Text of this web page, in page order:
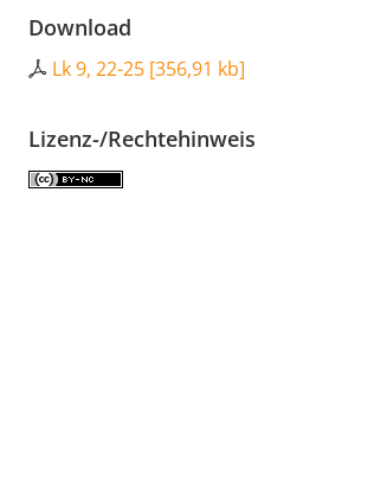
Download
Lk 9, 22-25 [356,91 kb]
Lizenz-/Rechtehinweis